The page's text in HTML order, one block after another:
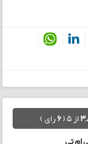
از 5 ( 6رای )